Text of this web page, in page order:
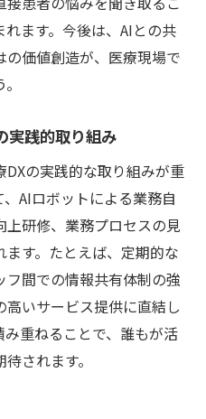
ます。今後は、AIとの共
価値創造が、医療現場で
実践的取り組み
の実践的な取り組みが重
AIロボットによる業務自
研修、業務プロセスの見
す。たとえば、定期的な
間での情報共有体制の強
いサービス提供に直結し
重ねることで、誰もが活
されます。